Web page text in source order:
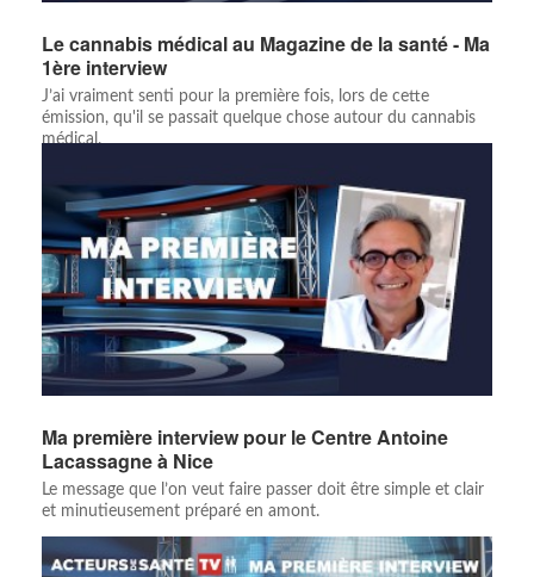
Le cannabis médical au Magazine de la santé - Ma
1ère interview
J’ai vraiment senti pour la première fois, lors de cette
émission, qu'il se passait quelque chose autour du cannabis
médical.
Ma première interview pour le Centre Antoine
Lacassagne à Nice
Le message que l’on veut faire passer doit être simple et clair
et minutieusement préparé en amont.